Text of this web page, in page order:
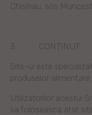
Chisinau, sos
3. CONȚINUT
Site-ul este
produselor alimentare
Utilizatorilor acestui
sa foloseasca atat